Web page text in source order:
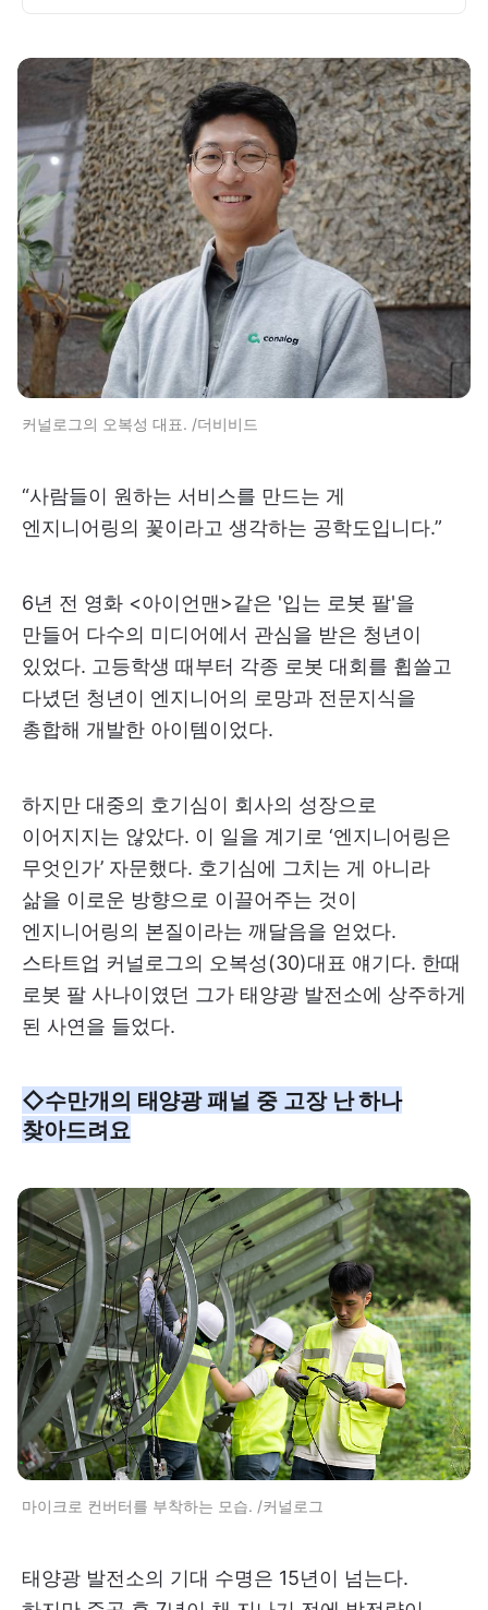
커널로그의 오복성 대표. /더비비드
“사람들이 원하는 서비스를 만드는 게
엔지니어링의 꽃이라고 생각하는 공학도입니다.”
6년 전 영화 <아이언맨>같은 '입는 로봇 팔'을
만들어 다수의 미디어에서 관심을 받은 청년이
있었다. 고등학생 때부터 각종 로봇 대회를 휩쓸고
다녔던 청년이 엔지니어의 로망과 전문지식을
총합해 개발한 아이템이었다.
하지만 대중의 호기심이 회사의 성장으로
이어지지는 않았다. 이 일을 계기로 ‘엔지니어링은
무엇인가’ 자문했다. 호기심에 그치는 게 아니라
삶을 이로운 방향으로 이끌어주는 것이
엔지니어링의 본질이라는 깨달음을 얻었다.
스타트업 커널로그의 오복성(30)대표 얘기다. 한때
로봇 팔 사나이였던 그가 태양광 발전소에 상주하게
된 사연을 들었다. ​
◇수만개의 태양광 패널 중 고장 난 하나
찾아드려요
마이크로 컨버터를 부착하는 모습. /커널로그
태양광 발전소의 기대 수명은 15년이 넘는다.